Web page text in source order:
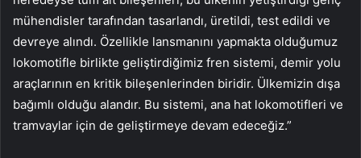
mühendisler tarafından tasarlandı, üretildi, test edildi ve
devreye alındı. Özellikle lansmanını yapmakta olduğumuz
lokomotifle birlikte geliştirdiğimiz fren sistemi, demir yolu
araçlarının en kritik bileşenlerinden biridir. Ülkemizin dışa
bağımlı olduğu alandır. Bu sistemi, ana hat lokomotifleri ve
tramvaylar için de geliştirmeye devam edeceğiz.”